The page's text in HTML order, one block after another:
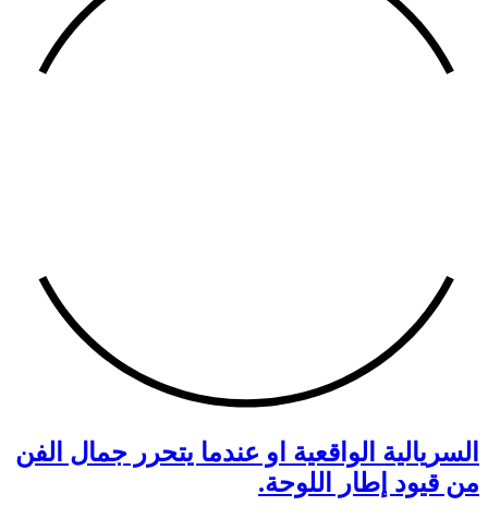
السريالية الواقعية او عندما يتحرر جمال الفن
من قيود إطار اللوحة.